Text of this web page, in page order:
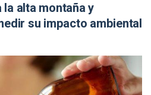
alta montaña y
su impacto ambiental